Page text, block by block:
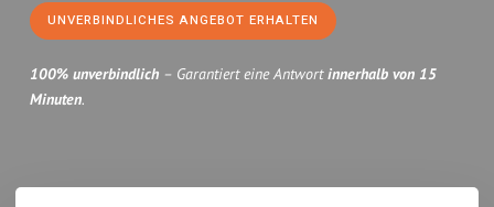
UNVERBINDLICHES ANGEBOT ERHALTEN
100% unverbindlich – Garantiert eine Antwortinnerhalb von 15
Minuten.